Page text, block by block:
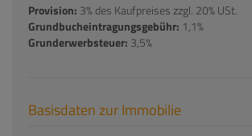
Provision: 3% des Kaufpreises zzgl. 20% USt.
Grundbucheintragungsgebühr: 1,1%
Grunderwerbsteuer: 3,5%
Basisdaten zur Immobilie